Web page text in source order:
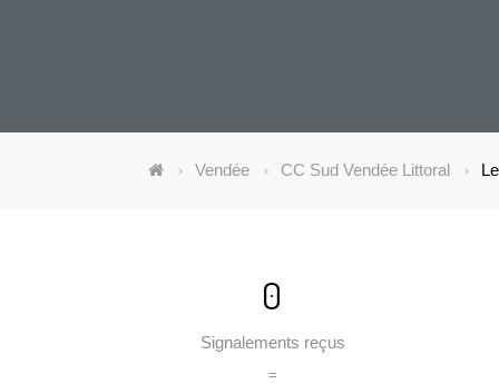
Vendée CC Sud Vendée Littoral
0
Signalements reçus
=